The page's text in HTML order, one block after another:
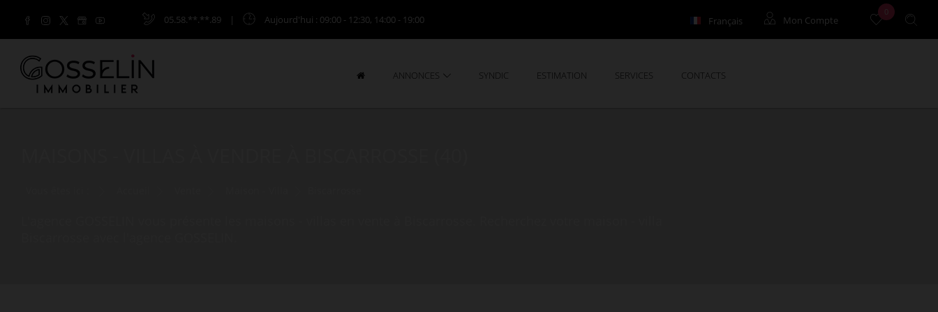
05.58.**.**.89 | Aujourd'hui : 09:00 - 12:30, 14:00 - 19:00 Français Mon Compte
0
ANNONCES SYNDIC ESTIMATION SERVICES CONTACTS